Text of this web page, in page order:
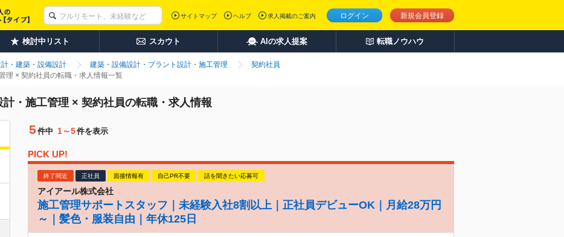
ログイン 新規会員登録
サイトマップ ヘルプ 求人掲載のご案内
検討中リスト スカウト AIの求人提案 転職ノウハウ
・建築・設備設計 建築・設備設計・プラント設計・施工管理
契約社員
理 × 契約社員の転職・求人情報一覧
・施工管理 × 契約社員の転職・求人情報
5 件中 1～5件を表示
PICK UP!
終了間近 正社員 面接情報有 自己PR不要 話を聞きたい応募可
アイアール株式会社
施工管理サポートスタッフ｜未経験入社8割以上｜正社員デビューOK｜月給28万円
～｜髪色・服装自由｜年休125日